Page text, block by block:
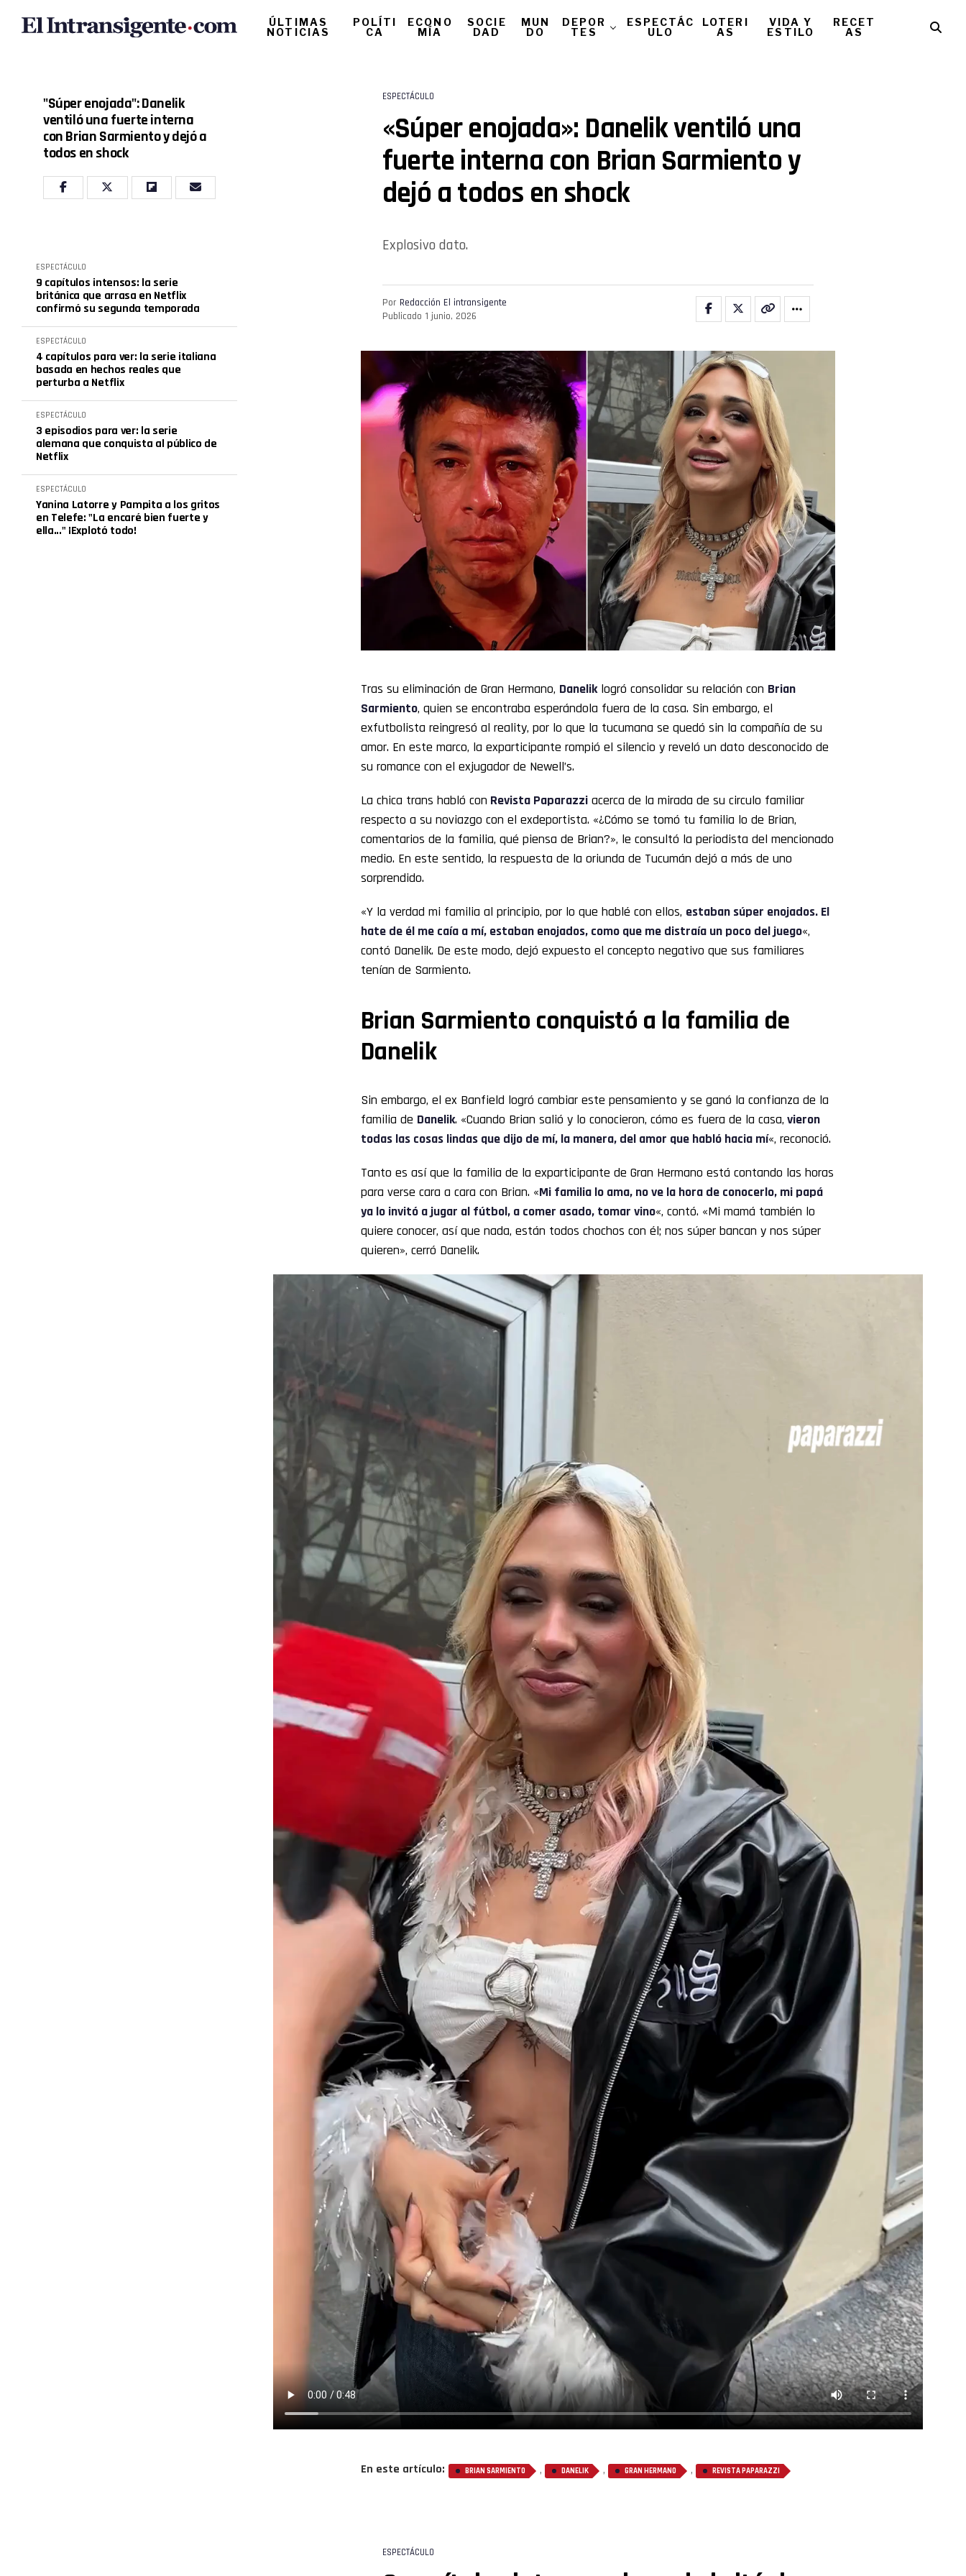
ÚLTIMAS
NOTICIAS
POLÍTI
CA
ECONO
MÍA
SOCIE
DAD
MUN
DO
DEPOR
TES
ESPECTÁC
ULO
LOTERI
AS
VIDA Y
ESTILO
RECET
AS
"Súper enojada": Danelik
ventiló una fuerte interna
con Brian Sarmiento y dejó a
todos en shock
ESPECTÁCULO
9 capítulos intensos: la serie
británica que arrasa en Netflix
confirmó su segunda temporada
ESPECTÁCULO
4 capítulos para ver: la serie italiana
basada en hechos reales que
perturba a Netflix
ESPECTÁCULO
3 episodios para ver: la serie
alemana que conquista al público de
Netflix
ESPECTÁCULO
Yanina Latorre y Pampita a los gritos
en Telefe: "La encaré bien fuerte y
ella..." ¡Explotó todo!
ESPECTÁCULO
«Súper enojada»: Danelik ventiló una
fuerte interna con Brian Sarmiento y
dejó a todos en shock
Explosivo dato.
Por Redacción El intransigente
Publicado 1 junio, 2026
Tras su eliminación de Gran Hermano, Daneliklogró consolidar su relación con Brian
Sarmiento, quien se encontraba esperándola fuera de la casa. Sin embargo, el
exfutbolista reingresó al reality, por lo que la tucumana se quedó sin la compañía de su
amor. En este marco, la exparticipante rompió el silencio y reveló un dato desconocido de
su romance con el exjugador de Newell’s.
La chica trans habló con Revista Paparazzi acerca de la mirada de su circulo familiar
respecto a su noviazgo con el exdeportista. «¿Cómo se tomó tu familia lo de Brian,
comentarios de la familia, qué piensa de Brian?», le consultó la periodista del mencionado
medio. En este sentido, la respuesta de la oriunda de Tucumán dejó a más de uno
sorprendido.
«Y la verdad mi familia al principio, por lo que hablé con ellos, estaban súper enojados. El
hate de él me caía a mí, estaban enojados, como que me distraía un poco del juego«,
contó Danelik. De este modo, dejó expuesto el concepto negativo que sus familiares
tenían de Sarmiento.
Brian Sarmiento conquistó a la familia de
Danelik
Sin embargo, el ex Banfield logró cambiar este pensamiento y se ganó la confianza de la
familia de Danelik. «Cuando Brian salió y lo conocieron, cómo es fuera de la casa, vieron
todas las cosas lindas que dijo de mí, la manera, del amor que habló hacia mí«, reconoció.
Tanto es así que la familia de la exparticipante de Gran Hermano está contando las horas
para verse cara a cara con Brian. «Mi familia lo ama, no ve la hora de conocerlo, mi papá
ya lo invitó a jugar al fútbol, a comer asado, tomar vino«, contó. «Mi mamá también lo
quiere conocer, así que nada, están todos chochos con él; nos súper bancan y nos súper
quieren», cerró Danelik.
En este artículo: BRIAN SARMIENTO , DANELIK , GRAN HERMANO , REVISTA PAPARAZZI
ESPECTÁCULO